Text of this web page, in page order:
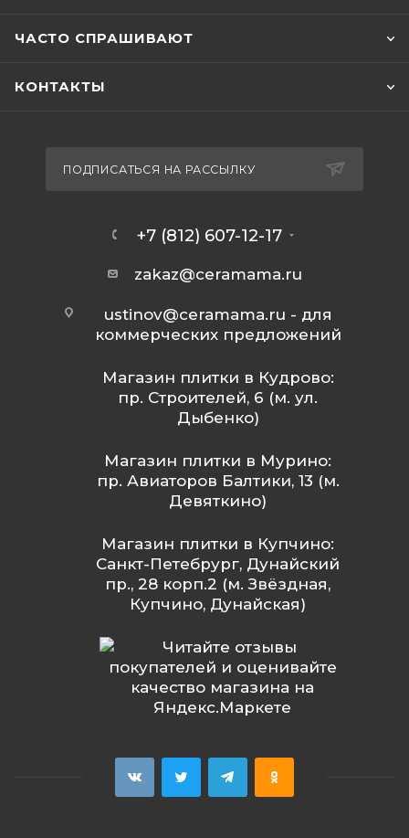
ЧАСТО СПРАШИВАЮТ
КОНТАКТЫ
ПОДПИСАТЬСЯ НА РАССЫЛКУ
+7 (812) 607-12-17
zakaz@ceramama.ru
ustinov@ceramama.ru - для
коммерческих предложений
Магазин плитки в Кудрово:
пр. Строителей, 6 (м. ул.
Дыбенко)
Магазин плитки в Мурино:
пр. Авиаторов Балтики, 13 (м.
Девяткино)
Магазин плитки в Купчино:
Санкт-Петебрург, Дунайский
пр., 28 корп.2 (м. Звёздная,
Купчино, Дунайская)